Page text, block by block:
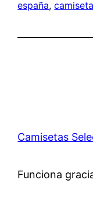
españa,
Camisetas
Funciona